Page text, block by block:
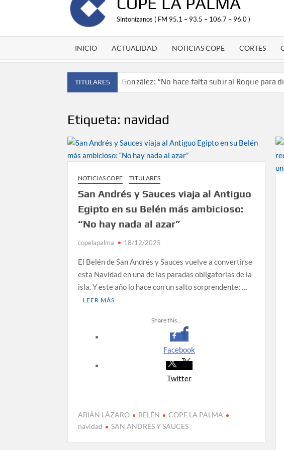
Sintonízanos ( FM 95.1 – 93.5 – 106.7 – 96.0 )
INICIO ACTUALIDAD NOTICIAS COPE CORTES
TITULARESAntonio González: “No hace falta subir al Roque para
Tato Primera: “Quiero luchar por el título de campeón
Víctor González destaca el papel del deporte como
David Ruiz rechaza las críticas de Nueva Canarias y defiende
La Palma impulsa la inserción laboral de mujeres víctimas de
empresarial
El Día de la Cometa reúne a cientos de familias en Santa
en su sexta edición
Borja Perdomo acusa al Gobierno del Cabildo de falta de
pérdidas de agua
Jacob Qadri reclama prioridad para los pacientes de las islas
Etiqueta: navidad
NOTICIAS COPE TITULARES
San Andrés y Sauces viaja al Antiguo
Egipto en su Belén más ambicioso:
“No hay nada al azar”
copelapalma 18/12/2025
El Belén de San Andrés y Sauces vuelve a convertirse
esta Navidad en una de las paradas obligatorias de la
isla. Y este año lo hace con un salto sorprendente: …
LEER MÁS
Share this...
Facebook
Twitter
ABIÁN LÁZARO BELÉN
COPE LA PALMA
navidad
SAN ANDRÉS Y SAUCES